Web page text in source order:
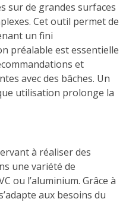
sur de grandes surfaces
Cet outil permet de
un fini
préalable est essentielle
et
avec des bâches. Un
utilisation prolonge la
à réaliser des
une variété de
ou l’aluminium. Grâce à
aux besoins du